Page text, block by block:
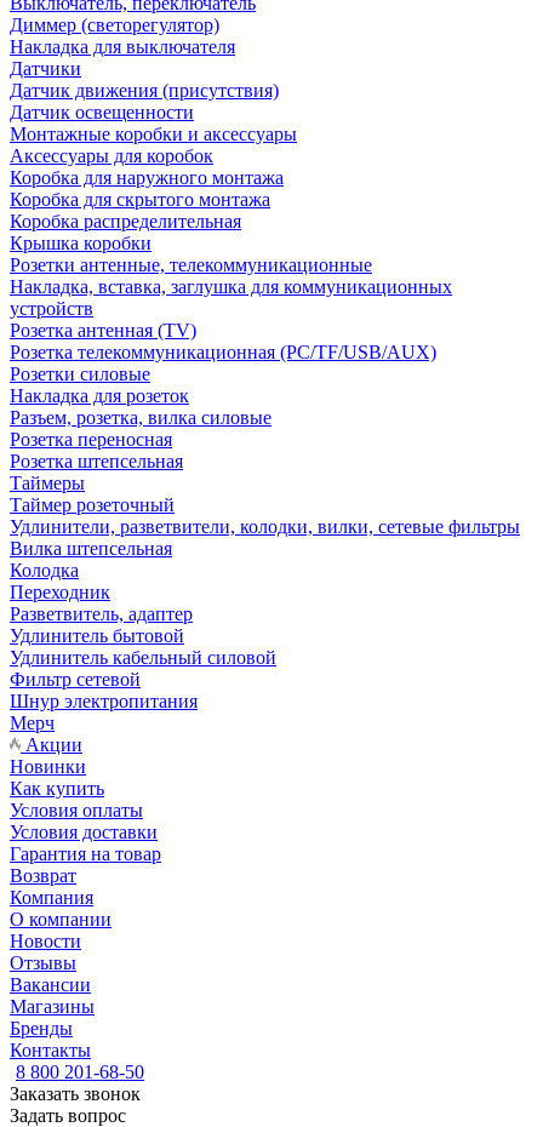
Диммер (светорегулятор)
Накладка для выключателя
Датчики
Датчик движения (присутствия)
Датчик освещенности
Монтажные коробки и аксессуары
Аксессуары для коробок
Коробка для наружного монтажа
Коробка для скрытого монтажа
Коробка распределительная
Крышка коробки
Розетки антенные, телекоммуникационные
Накладка, вставка, заглушка для коммуникационных
устройств
Розетка антенная (TV)
Розетка телекоммуникационная (PC/TF/USB/AUX)
Розетки силовые
Накладка для розеток
Разъем, розетка, вилка силовые
Розетка переносная
Розетка штепсельная
Таймеры
Таймер розеточный
Удлинители, разветвители, колодки, вилки, сетевые фильтры
Вилка штепсельная
Колодка
Переходник
Разветвитель, адаптер
Удлинитель бытовой
Удлинитель кабельный силовой
Фильтр сетевой
Шнур электропитания
Мерч
Акции
Новинки
Как купить
Условия оплаты
Условия доставки
Гарантия на товар
Возврат
Компания
О компании
Новости
Отзывы
Вакансии
Магазины
Бренды
Контакты
8 800 201-68-50
Заказать звонок
Задать вопрос